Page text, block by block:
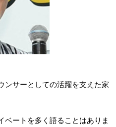
ンサーとしての活躍を支えた家
ベートを多く語ることはありま